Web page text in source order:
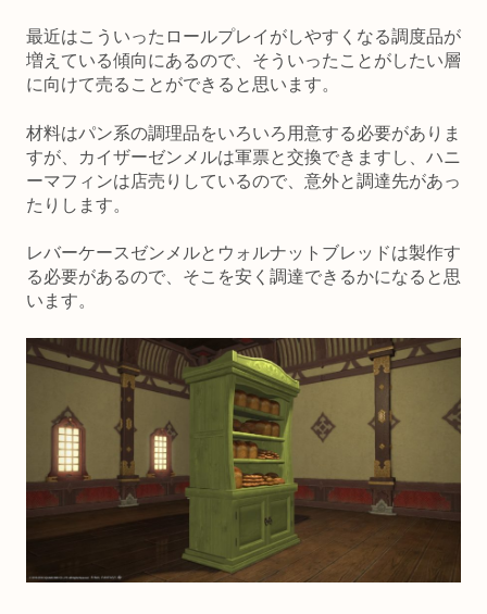
最近はこういったロールプレイがしやすくなる調度品が
増えている傾向にあるので、そういったことがしたい層
に向けて売ることができると思います。
材料はパン系の調理品をいろいろ用意する必要がありま
すが、カイザーゼンメルは軍票と交換できますし、ハニ
ーマフィンは店売りしているので、意外と調達先があっ
たりします。
レバーケースゼンメルとウォルナットブレッドは製作す
る必要があるので、そこを安く調達できるかになると思
います。